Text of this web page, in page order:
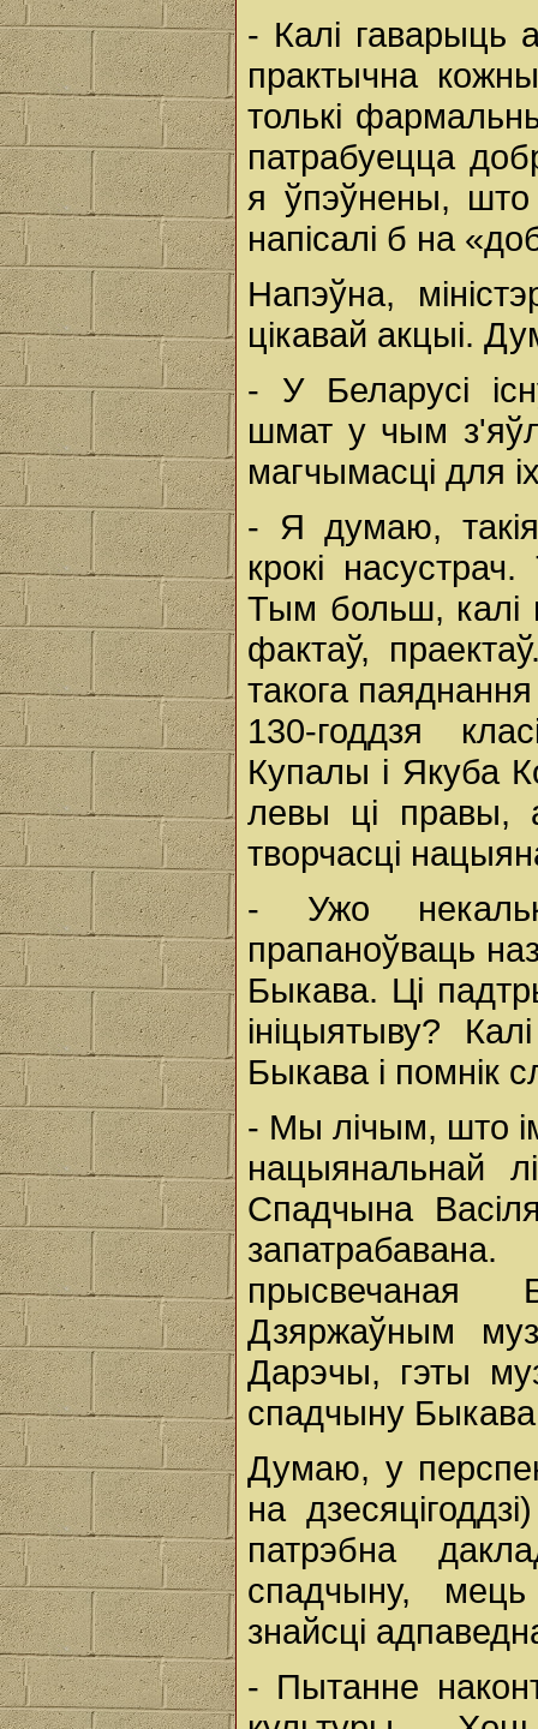
- Калі гаварыць
практычна
толькі
патрабуецца
я ўпэўнены, што
напісалі б на
Напэўна,
цікавай акцыі.
- У Беларусі
шмат у чым
магчымасці для
- Я думаю,
крокі
Тым больш, калі
фактаў,
такога
130-годдзя
Купалы і Якуба
левы ці правы,
творчасці
- Ужо
прапаноўваць
Быкава. Ці
ініцыятыву?
Быкава і помнік
- Мы лічым, што
нацыянальнай
Спадчына
Дзяржаўным
Дарэчы, гэты
спадчыну
Думаю, у
на
патрэбна
спадчыну,
знайсці
- Пытанне